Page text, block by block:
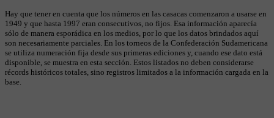
Hay que tener en cuenta que los números en las casacas comenzaron a usarse en
1949 y que hasta 1997 eran consecutivos, no fijos. Esa información aparecía
sólo de manera esporádica en los medios, por lo que los datos brindados aquí
son necesariamente parciales. En los torneos de la Confederación Sudamericana
se utiliza numeración fija desde sus primeras ediciones y, cuando ese dato está
disponible, se muestra en esta sección. Estos listados no deben considerarse
récords históricos totales, sino registros limitados a la información cargada en la
base.